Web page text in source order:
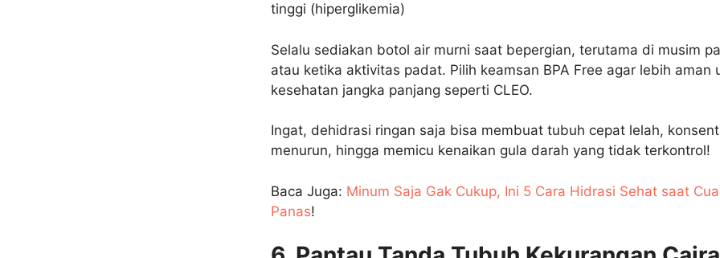
tinggi (hiperglikemia)
Selalu sediakan botol air murni saat bepergian, terutama di musim
atau ketika aktivitas padat. Pilih keamsan BPA Free agar lebih aman
kesehatan jangka panjang seperti CLEO.
Ingat, dehidrasi ringan saja bisa membuat tubuh cepat lelah,
menurun, hingga memicu kenaikan gula darah yang tidak terkontrol!
Baca Juga: Minum Saja Gak Cukup, Ini 5 Cara Hidrasi Sehat saat
Panas!